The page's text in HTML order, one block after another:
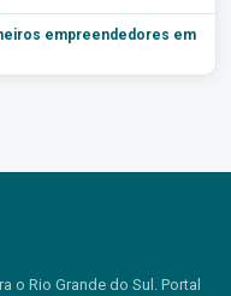
empreendedores em
o Rio Grande do Sul. Portal